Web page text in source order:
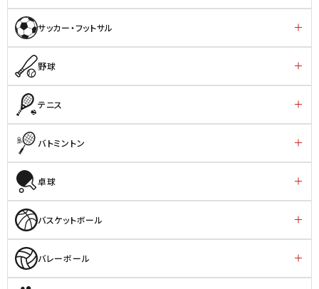
サッカー・フットサル
野球
テニス
バトミントン
卓球
バスケットボール
バレーボール